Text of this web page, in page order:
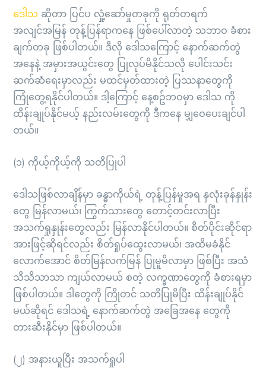
ဒေါသ ဆိုတာ ပြင်ပ လှုံ့ဆော်မှုတခုကို ရုတ်တရက်
အလျင်အမြန် တုန့်ပြန်ရာကနေ ဖြစ်ပေါ်လာတဲ့ သဘာဝ ခံစား
ချက်တခု ဖြစ်ပါတယ်။ ဒီလို ဒေါသကြောင့် နောက်ဆက်တွဲ
အနေနဲ့ အမှားအယွင်းတွေ ပြုလုပ်မိနိုင်သလို ပေါင်းသင်း
ဆက်ဆံရေးမှာလည်း မထင်မှတ်ထားတဲ့ ပြဿနာတွေကို
ကြုံတွေ့ရနိုင်ပါတယ်။ ဒါ့ကြောင့် နေ့စဥ်ဘဝမှာ ဒေါသ ကို
ထိန်းချုပ်နိုင်မယ့် နည်းလမ်းတွေကို ဒီကနေ မျှဝေပေးချင်ပါ
တယ်။
(၁) ကိုယ့်ကိုယ့်ကို သတိပြုပါ
ဒေါသဖြစ်လာချိန်မှာ ခန္ဓာကိုယ်ရဲ့ တုန့်ပြန်မှုအရ နှလုံးခုန်နှုန်း
တွေ မြန်လာမယ်၊ ကြွက်သားတွေ တောင့်တင်းလာပြီး
အသက်ရှုနှုန်းတွေလည်း မြန်လာနိုင်ပါတယ်။ စိတ်ပိုင်းဆိုင်ရာ
အားဖြင့်ဆိုရင်လည်း စိတ်ရှုပ်ထွေးလာမယ်၊ အထိမခံနိုင်
လောက်အောင် စိတ်မြန်လက်မြန် ပြုမူမိလာမှာ ဖြစ်ပြီး အသံ
သိသိသာသာ ကျယ်လာမယ် စတဲ့ လက္ခဏာတွေကို ခံစားရမှာ
ဖြစ်ပါတယ်။ ဒါတွေကို ကြိုတင် သတိပြုမိပြီး ထိန်းချုပ်နိုင်
မယ်ဆိုရင် ဒေါသရဲ့ နောက်ဆက်တွဲ အခြေအနေ တွေကို
တားဆီးနိုင်မှာ ဖြစ်ပါတယ်။
(၂) အနားယူပြီး အသက်ရှုပါ